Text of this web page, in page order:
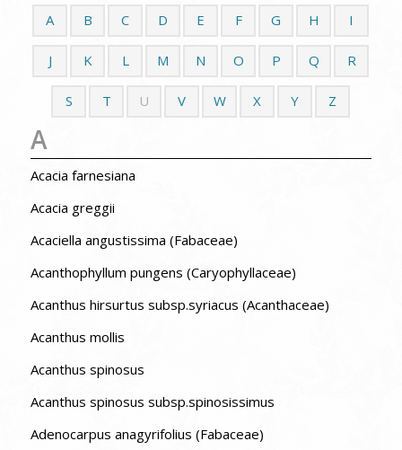
A B C D E F G H I
J K L M N O P Q R
S T U V W X Y Z
A
Acacia farnesiana
Acacia greggii
Acaciella angustissima (Fabaceae)
Acanthophyllum pungens (Caryophyllaceae)
Acanthus hirsurtus subsp.syriacus (Acanthaceae)
Acanthus mollis
Acanthus spinosus
Acanthus spinosus subsp.spinosissimus
Adenocarpus anagyrifolius (Fabaceae)